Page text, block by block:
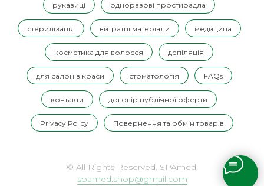
рукавиці одноразові простирадла
стерилізація витратні матеріали медицина
косметика для волосся депіляція
для салонів краси стоматологія FAQs
контакти договір публічної оферти
Privacy Policy Повернення та обмін товарів
© All Rights Reserved. SPAmed.
spamed.shop@gmail.com